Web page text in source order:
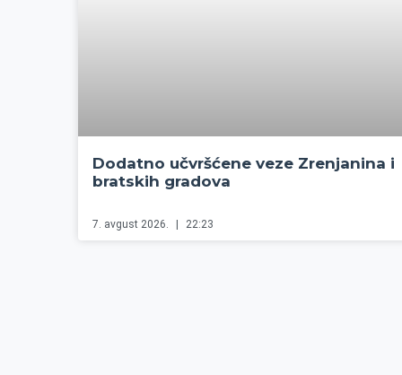
Dodatno učvršćene veze Zrenjanina i
bratskih gradova
7. avgust 2026. 22:23